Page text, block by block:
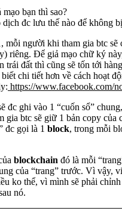
mạo bạn thì sao?
dịch đc lưu thế nào để không
mỗi người khi tham gia btc sẽ
riêng. Để giả mạo chữ ký
trái đất thì cũng sẽ tốn tới
chi tiết hơn về cách hoạt
https://www.facebook.com/
đc ghi vào 1 “cuốn sổ”
gia btc sẽ giữ 1 bản copy của
đc gọi là 1 block, trong mỗi
blockchain đó là mỗi
của “trang” trước. Vì vậy,
ko thể, vì mình sẽ phải
nó.